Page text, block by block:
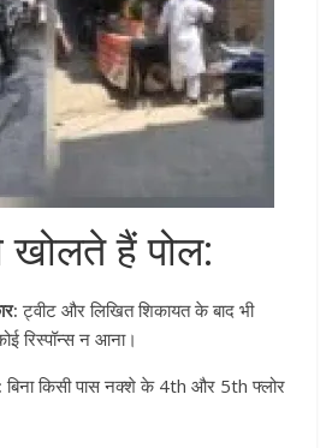
खोलते हैं पोल:
ट्वीट और लिखित शिकायत के बाद भी
रिस्पॉन्स न आना।
बिना किसी पास नक्शे के 4th और 5th फ्लोर